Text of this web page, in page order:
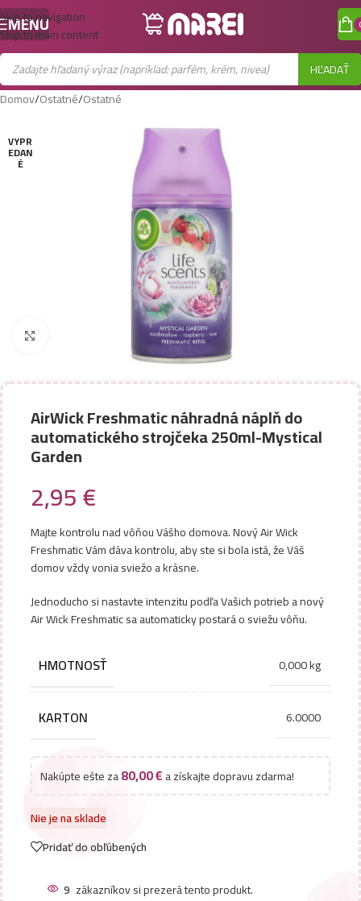
Skip to navigation
Skip to main content
MENU
HĽADAŤ
Domov/Ostatné/Ostatné
VYPR
EDAN
É
Zobraziť väčší obrázok
AirWick Freshmatic náhradná náplň do
automatického strojčeka 250ml-Mystical
Garden
2,95€
Majte kontrolu nad vôňou Vášho domova. Nový Air Wick
Freshmatic Vám dáva kontrolu, aby ste si bola istá, že Váš
domov vždy vonia sviežo a krásne.
Jednoducho si nastavte intenzitu podľa Vašich potrieb a nový
Air Wick Freshmatic sa automaticky postará o sviežu vôňu.
HMOTNOSŤ 0,000 kg
KARTON 6.0000
Nakúpte ešte za80,00€a získajte dopravu zdarma!
Nie je na sklade
Pridať do obľúbených
9 zákazníkov si prezerá tento produkt.